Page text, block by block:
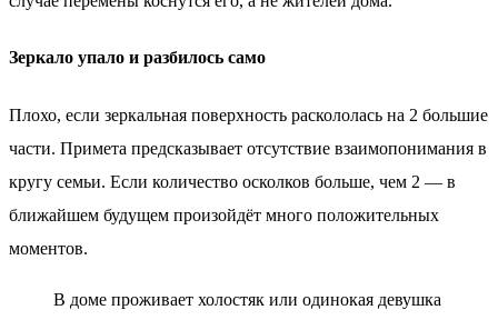
Зеркало упало и разбилось само
Плохо, если зеркальная поверхность раскололась на 2 большие
части. Примета предсказывает отсутствие взаимопонимания в
кругу семьи. Если количество осколков больше, чем 2 — в
ближайшем будущем произойдёт много положительных
моментов.
В доме проживает холостяк или одинокая девушка